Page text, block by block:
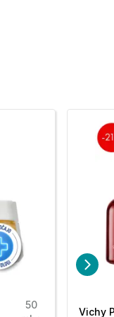
50
Vichy